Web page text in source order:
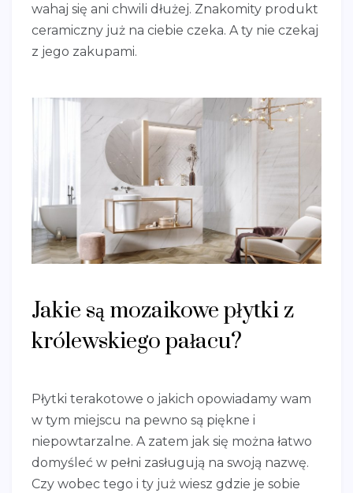
wahaj się ani chwili dłużej. Znakomity produkt
ceramiczny już na ciebie czeka. A ty nie czekaj
z jego zakupami.
Jakie są mozaikowe płytki z
królewskiego pałacu?
Płytki terakotowe o jakich opowiadamy wam
w tym miejscu na pewno są piękne i
niepowtarzalne. A zatem jak się można łatwo
domyśleć w pełni zasługują na swoją nazwę.
Czy wobec tego i ty już wiesz gdzie je sobie